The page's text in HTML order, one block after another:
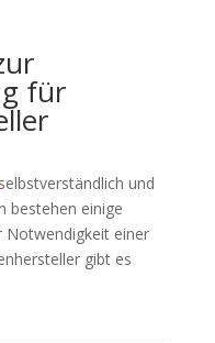
für
und
bestehen einige
Notwendigkeit einer
gibt es